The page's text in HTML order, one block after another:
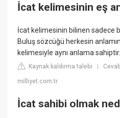
İcat kelimesinin eş
İcat kelimesinin bilinen sadece
Buluş sözcüğü herkesin
kelimesiyle aynı anlama sahiptir.
Kaynak kaldırma talebi |
milliyet.com.tr
İcat sahibi olmak